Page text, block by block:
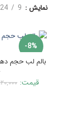
نمایش 9
24
-8%
بالم لب حجم
قیمت: